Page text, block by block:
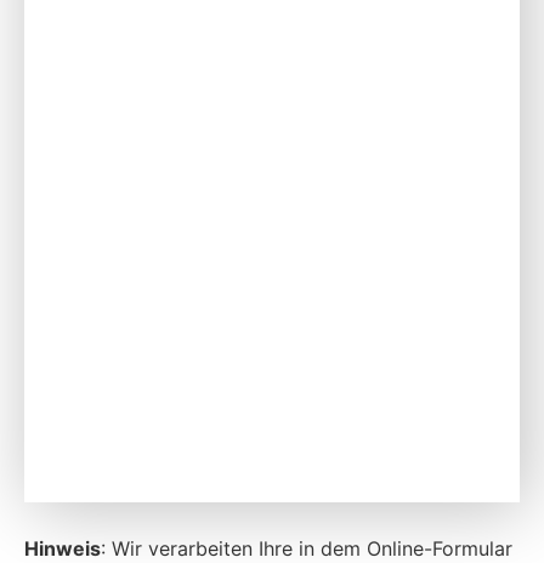
Hinweis: Wir verarbeiten Ihre in dem Online-Formular